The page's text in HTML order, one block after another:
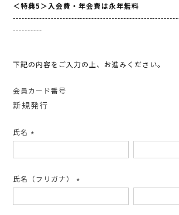
＜特典5＞入会費・年会費は永年無料
----------
下記の内容をご入力の上、お進みください。
会員カード番号
新規発行
氏名
須)
氏名（フリガナ）
須)